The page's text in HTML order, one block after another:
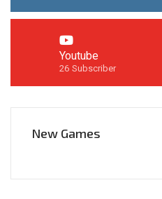
Youtube
26 Subscriber
New Games